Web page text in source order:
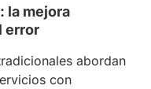
la mejora
error
abordan
con